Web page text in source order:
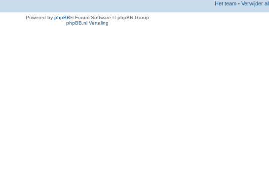
Het team • Verwijder
Powered by phpBB® Forum Software © phpBB Group
phpBB.nl Vertaling